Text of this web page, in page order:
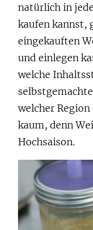
natürlich in
kaufen kannst,
eingekauften
und einlegen
welche
welcher
kaum, denn
Hochsaison.